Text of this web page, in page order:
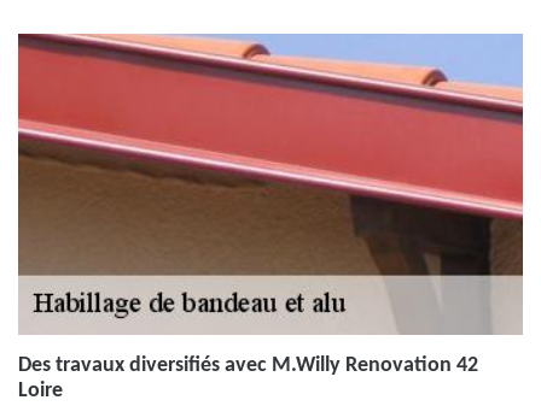
Des travaux diversifiés avec M.Willy Renovation 42
Loire